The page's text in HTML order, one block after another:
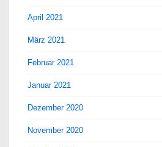
April 2021
März 2021
Februar 2021
Januar 2021
Dezember 2020
November 2020